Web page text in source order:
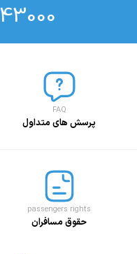
FAQ
پرسش های متداول
passengers rights
حقوق مسافران